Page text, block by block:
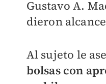
Gustavo A.
dieron
Al sujeto le
bolsas con